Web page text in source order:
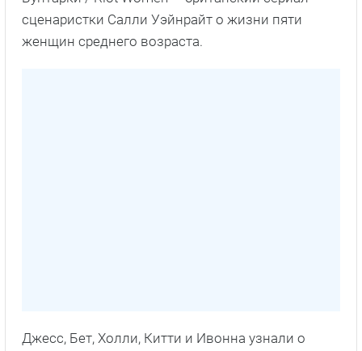
сценаристки Салли Уэйнрайт о жизни пяти
женщин среднего возраста.
Джесс, Бет, Холли, Китти и Ивонна узнали о